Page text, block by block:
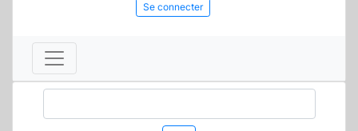
Se connecter